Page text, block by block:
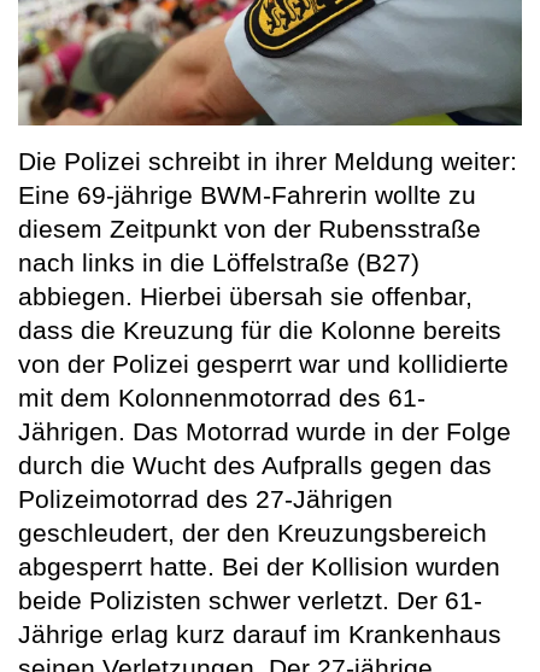
Die Polizei schreibt in ihrer Meldung weiter:
Eine 69-jährige BWM-Fahrerin wollte zu
diesem Zeitpunkt von der Rubensstraße
nach links in die Löffelstraße (B27)
abbiegen. Hierbei übersah sie offenbar,
dass die Kreuzung für die Kolonne bereits
von der Polizei gesperrt war und kollidierte
mit dem Kolonnenmotorrad des 61-
Jährigen. Das Motorrad wurde in der Folge
durch die Wucht des Aufpralls gegen das
Polizeimotorrad des 27-Jährigen
geschleudert, der den Kreuzungsbereich
abgesperrt hatte. Bei der Kollision wurden
beide Polizisten schwer verletzt. Der 61-
Jährige erlag kurz darauf im Krankenhaus